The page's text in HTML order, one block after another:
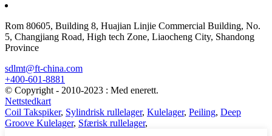
Rom 80605, Building 8, Huajian Linjie Commercial Building, No.
5, Changjiang Road, High tech Zone, Liaocheng City, Shandong
Province
sdlmt@ft-china.com
+400-601-8881
© Copyright - 2010-2023 : Med enerett.
Nettstedkart
Coil Takspiker, Sylindrisk rullelager, Kulelager, Peiling, Deep
Groove Kulelager, Sfærisk rullelager,